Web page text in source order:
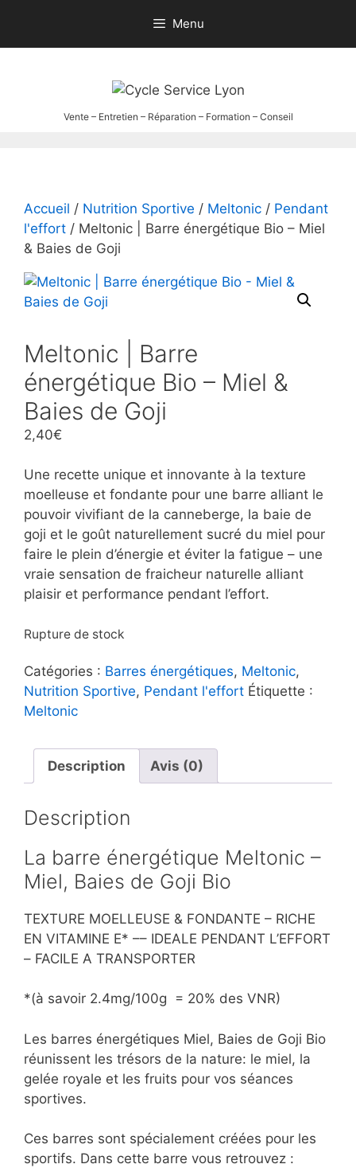
contenu
Menu
Accueil / Nutrition Sportive / Meltonic / Pendant
l'effort / Meltonic | Barre énergétique Bio – Miel
& Baies de Goji
Meltonic | Barre
énergétique Bio – Miel &
Baies de Goji
2,40€
Une recette unique et innovante à la texture
moelleuse et fondante pour une barre alliant le
pouvoir vivifiant de la canneberge, la baie de
goji et le goût naturellement sucré du miel pour
faire le plein d’énergie et éviter la fatigue – une
vraie sensation de fraicheur naturelle alliant
plaisir et performance pendant l’effort.
Rupture de stock
Catégories : Barres énergétiques, Meltonic,
Nutrition Sportive, Pendant l'effort Étiquette :
Meltonic
Description Avis (0)
Description
La barre énergétique Meltonic –
Miel, Baies de Goji Bio
TEXTURE MOELLEUSE & FONDANTE – RICHE
EN VITAMINE E* –– IDEALE PENDANT L’EFFORT
– FACILE A TRANSPORTER
*(à savoir 2.4mg/100g = 20% des VNR)
Les barres énergétiques Miel, Baies de Goji Bio
réunissent les trésors de la nature: le miel, la
gelée royale et les fruits pour vos séances
sportives.
Ces barres sont spécialement créées pour les
sportifs. Dans cette barre vous retrouvez :